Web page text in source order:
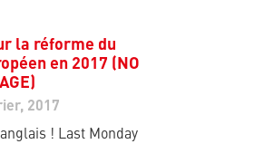
la réforme du
en 2017 (NO
2017
! Last Monday